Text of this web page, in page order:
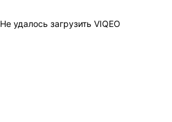
Не удалось загрузить VIQEO